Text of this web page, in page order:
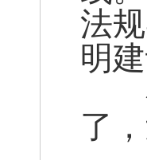
法
明
在
了